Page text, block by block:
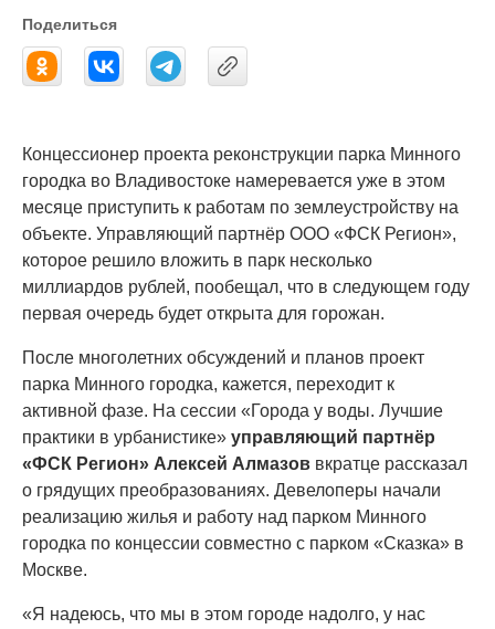
Поделиться
Концессионер проекта реконструкции парка Минного
городка во Владивостоке намеревается уже в этом
месяце приступить к работам по землеустройству на
объекте. Управляющий партнёр ООО «ФСК Регион»,
которое решило вложить в парк несколько
миллиардов рублей, пообещал, что в следующем году
первая очередь будет открыта для горожан.
После многолетних обсуждений и планов проект
парка Минного городка, кажется, переходит к
активной фазе. На сессии «Города у воды. Лучшие
практики в урбанистике» управляющий партнёр
«ФСК Регион» Алексей Алмазов вкратце рассказал
о грядущих преобразованиях. Девелоперы начали
реализацию жилья и работу над парком Минного
городка по концессии совместно с парком «Сказка» в
Москве.
«Я надеюсь, что мы в этом городе надолго, у нас